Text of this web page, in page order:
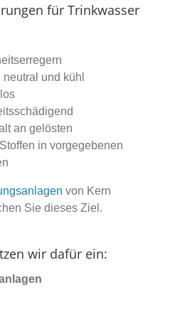
für Trinkwasser
und kühl
an gelösten
in vorgegebenen
von Kern
Sie dieses Ziel.
wir dafür ein: